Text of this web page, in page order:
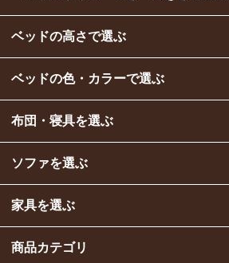
ベッドの高さで選ぶ
ベッドの色・カラーで選ぶ
布団・寝具を選ぶ
ソファを選ぶ
家具を選ぶ
商品カテゴリ